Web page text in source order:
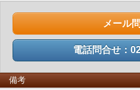
メール
電話問合せ：
備考